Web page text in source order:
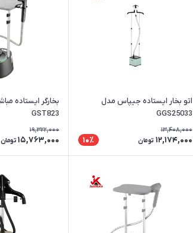
اتو بخار ایستاده جیپاس مدل
GGS25033
13,408,000
12,174,000 تومان 10٪
GST823
19,322,000
15,763,000 تومان